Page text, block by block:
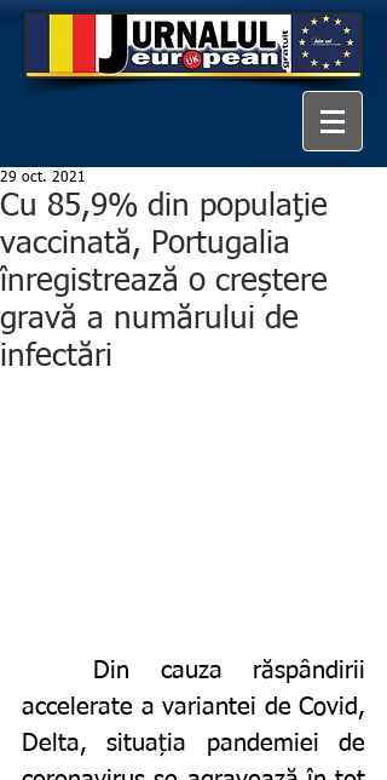
Cu 85,9% din populaţie
vaccinată, Portugalia
înregistrează o creștere
gravă a numărului de
infectări
29 oct. 2021
accelerate a variantei de Covid,
Delta, situația pandemiei de